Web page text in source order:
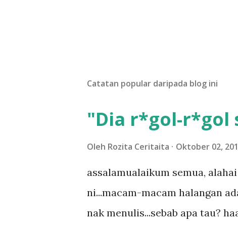
Catatan popular daripada blog ini
"Dia r*gol-r*gol
Oleh Rozita Ceritaita Oktober 02,
assalamualaikum semua,
ni...macam-macam halangan
nak menulis...sebab apa tau?